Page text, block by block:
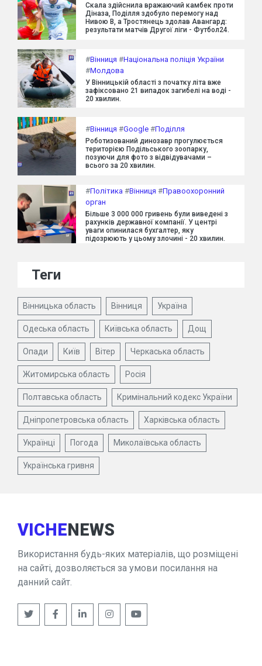
Скала здійснила вражаючий камбек проти
Діназа, Поділля здобуло перемогу над
Нивою В, а Тростянець здолав Авангард:
результати матчів Другої ліги - Футбол24.
#Вінниця #Національна поліція України
#Молдова
У Вінницькій області з початку літа вже
зафіксовано 21 випадок загибелі на воді -
20 хвилин.
#Вінниця #Google #Поділля
Роботизований динозавр прогулюється
територією Подільського зоопарку,
позуючи для фото з відвідувачами –
всього за 20 хвилин.
#Політика #Вінниця #Правоохоронний
орган
Більше 3 000 000 гривень були виведені з
рахунків державної компанії. У центрі
уваги опинилася бухгалтер, яку
підозрюють у цьому злочині - 20 хвилин.
Теги
Вінницька область Вінниця Україна
Одеська область Київська область Дощ
Опади Київ Вітер Черкаська область
Житомирська область Росія
Полтавська область Кримінальний кодекс України
Дніпропетровська область Харківська область
Українці Погода Миколаївська область
Українська гривня
VICHENEWS
Використання будь-яких матеріалів, що розміщені
на сайті, дозволяється за умови посилання на
данний сайт.